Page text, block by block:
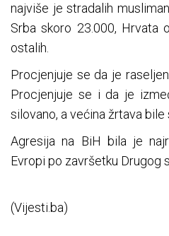
najviše je stradalih
Srba skoro 23.000, Hrvata
ostalih.
Procjenjuje se da je
Procjenjuje se i da je
silovano, a većina žrtava bile
Agresija na BiH bila je
Evropi po završetku Drugog
(Vijesti.ba)